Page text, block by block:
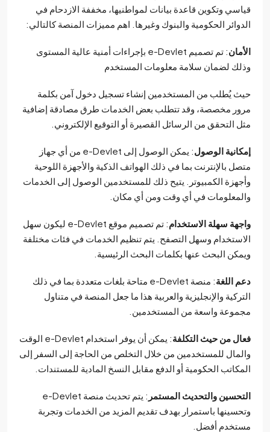
وتكوين قاعدة بيانات لمواطنيها، مخففة الازدحام في
الحكومية والبنوك وغيرها. اهم مميزات المنصة كالتالي:
: تم تصميم e-Devlet بإجراءات أمنية عالية المستوى
لضمان سلامة معلومات المستخدم
يُطلب من المستخدمين إنشاء تسجيل دخول آمن بكلمة
مخصصة، وقد تتطلب بعض الخدمات طرق مصادقة إضافية
التحقق من الرسائل القصيرة أو التوقيع الإلكتروني.
الوصول
: يمكن الوصول إلى e-Devlet من أي جهاز
بالإنترنت بما في ذلك الهواتف الذكية والأجهزة اللوحية
الكمبيوتر. يتيح ذلك للمستخدمين الوصول إلى الخدمات
في أي وقت ومن أي مكان.
سهلة الاستخدام
: تم تصميم موقع e-Devlet ليكون سهل
وسهل التصفح. يتم تنظيم الخدمات في فئات مختلفة
البحث عنها بكلمات البحث الرئيسية.
اللغة
: منصة e-Devlet متاحة بلغات متعددة بما في ذلك
والإنجليزية والعربية هذا ما جعل المنصة في متناول
واسعة من المستخدمين.
من حيث التكلفة
: يمكن أن يوفر استخدام e-Devlet الوقت
للمستخدمين من خلال التخلص من الحاجة إلى السفر إلى
الحكومية أو الدفع مقابل النسخ المادية للمستندات.
والتحديث المستمر
: يتم تحديث منصة e-Devlet
باستمرار بهدف تقديم المزيد من الخدمات وتجربة
أفضل.